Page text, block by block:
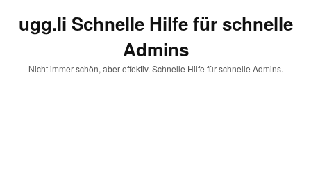
ugg.li Schnelle Hilfe für schnelle
Admins
Nicht immer schön, aber effektiv. Schnelle Hilfe für schnelle Admins.